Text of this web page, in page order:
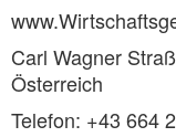
Carl Wagner
Österreich
Telefon: +43 664